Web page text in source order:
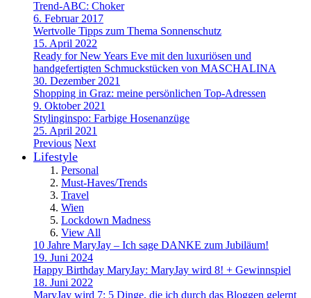
Trend-ABC: Choker
6. Februar 2017
Wertvolle Tipps zum Thema Sonnenschutz
15. April 2022
Ready for New Years Eve mit den luxuriösen und
handgefertigten Schmuckstücken von MASCHALINA
30. Dezember 2021
Shopping in Graz: meine persönlichen Top-Adressen
9. Oktober 2021
Stylinginspo: Farbige Hosenanzüge
25. April 2021
Previous Next
Lifestyle
Personal
Must-Haves/Trends
Travel
Wien
Lockdown Madness
View All
10 Jahre MaryJay – Ich sage DANKE zum Jubiläum!
19. Juni 2024
Happy Birthday MaryJay: MaryJay wird 8! + Gewinnspiel
18. Juni 2022
MaryJay wird 7: 5 Dinge, die ich durch das Bloggen gelernt